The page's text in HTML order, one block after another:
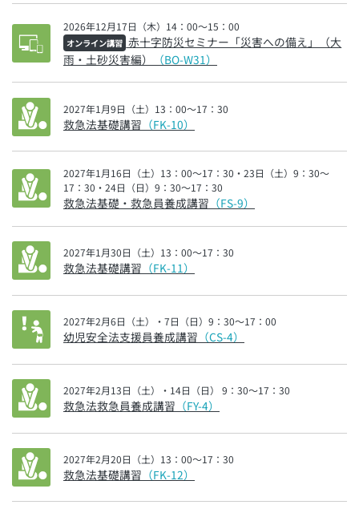
2026年12月17日（木）14：00～15：00
オンライン講習 赤十字防災セミナー「災害への備え」（大
雨・土砂災害編）
（BO-W31）
2027年1月9日（土）13：00～17：30
救急法基礎講習 （FK-10）
2027年1月16日（土）13：00～17：30・23日（土）9：30～
17：30・24日（日）9：30～17：30
救急法基礎・救急員養成講習 （FS-9）
2027年1月30日（土）13：00～17：30
救急法基礎講習 （FK-11）
2027年2月6日（土）・7日（日）9：30～17：00
幼児安全法支援員養成講習 （CS-4）
2027年2月13日（土）・14日（日） 9：30～17：30
救急法救急員養成講習 （FY-4）
2027年2月20日（土）13：00～17：30
救急法基礎講習 （FK-12）